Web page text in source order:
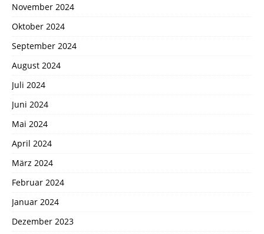
November 2024
Oktober 2024
September 2024
August 2024
Juli 2024
Juni 2024
Mai 2024
April 2024
März 2024
Februar 2024
Januar 2024
Dezember 2023